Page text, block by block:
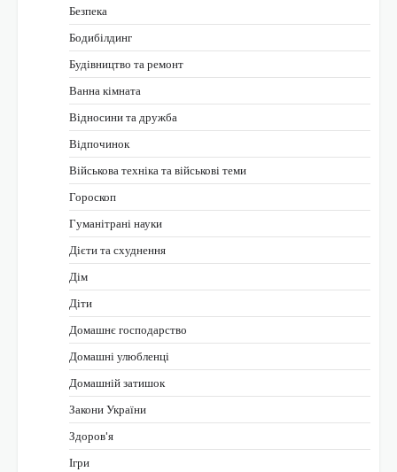
Безпека
Бодибілдинг
Будівництво та ремонт
Ванна кімната
Відносини та дружба
Відпочинок
Військова техніка та військові теми
Гороскоп
Гуманітрані науки
Дієти та схуднення
Дім
Діти
Домашнє господарство
Домашні улюбленці
Домашній затишок
Закони України
Здоров'я
Ігри